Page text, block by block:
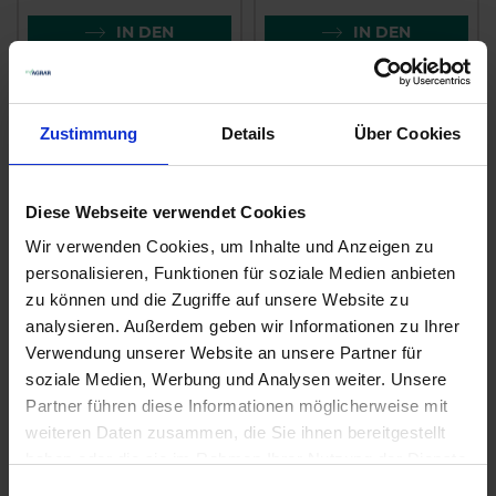
Zustimmung Details Über Cookies
Diese Webseite verwendet Cookies
Wir verwenden Cookies, um Inhalte und Anzeigen zu
personalisieren, Funktionen für soziale Medien anbieten
zu können und die Zugriffe auf unsere Website zu
analysieren. Außerdem geben wir Informationen zu Ihrer
Verwendung unserer Website an unsere Partner für
soziale Medien, Werbung und Analysen weiter. Unsere
Partner führen diese Informationen möglicherweise mit
weiteren Daten zusammen, die Sie ihnen bereitgestellt
IN DEN
IN DEN
WARENKORB
GRANIT Fünffach-
Düsenhalter
8,88 € / St
IN DEN
ARAG Einfach-
Düsenhalter 400040
zzgl. MwSt.
1,95 € / St
IN DEN